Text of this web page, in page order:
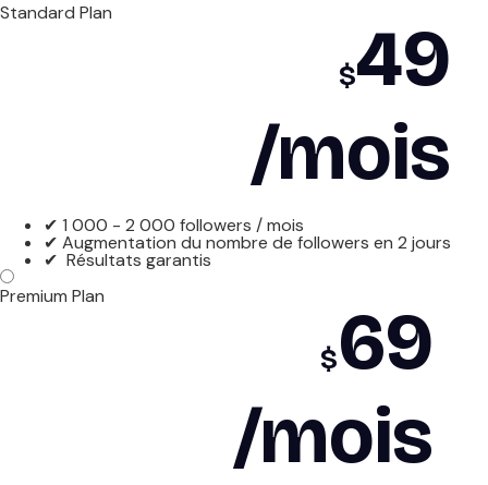
Standard Plan
$49
/mois
✔ 1 000 - 2 000 followers / mois
✔ Augmentation du nombre de followers en 2 jours
✔ Résultats garantis
Premium Plan
$69
/mois